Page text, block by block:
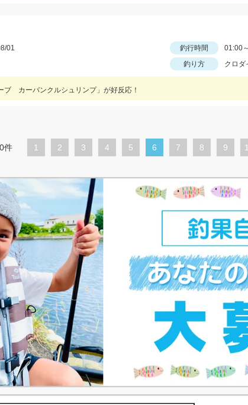
01 釣行時間
01:00
釣り方 クロダ
ブ カーバンクルシュリンプ」が好反応！
件 1
ペ
2
ペ
ジ
3
ペ
4
ペ
5
カ
ト
ジ
6
ペ
7
ペ
8
ペ
9